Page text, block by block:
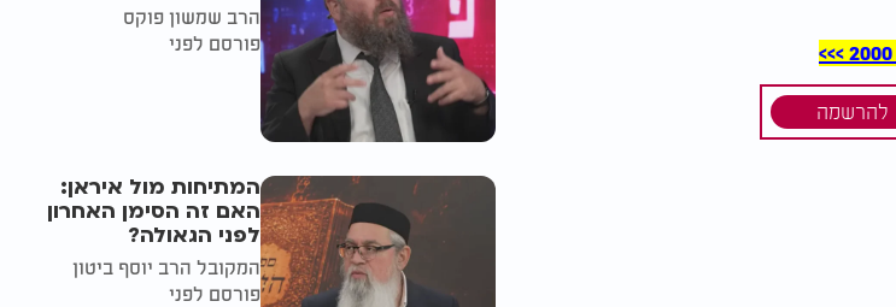
להרשמה
הרב שמשון פוקס
פורסם לפני
המתיחות מול איראן:
האם זה הסימן האחרון
לפני הגאולה?
המקובל הרב יוסף ביטון
פורסם לפני